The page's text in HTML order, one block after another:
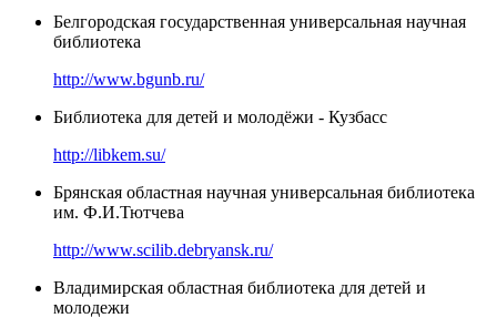
Белгородская государственная универсальная научная
библиотека
http://www.bgunb.ru/
Библиотека для детей и молодёжи - Кузбасс
http://libkem.su/
Брянская областная научная универсальная библиотека
им. Ф.И.Тютчева
http://www.scilib.debryansk.ru/
Владимирская областная библиотека для детей и
молодежи